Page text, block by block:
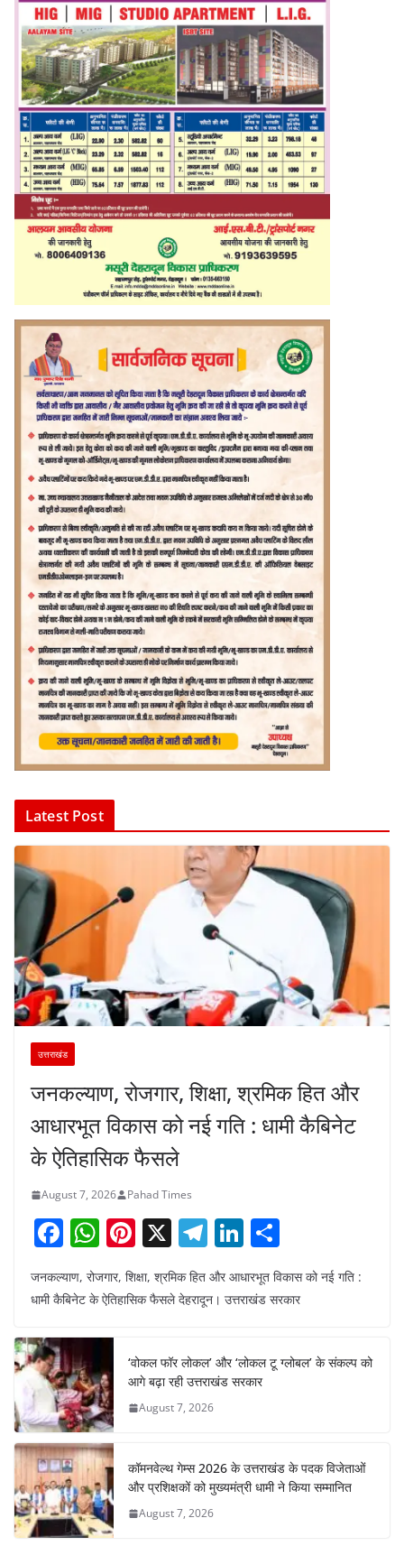
Latest Post
उत्तराखंड
जनकल्याण, रोजगार, शिक्षा, श्रमिक हित और
आधारभूत विकास को नई गति : धामी कैबिनेट
के ऐतिहासिक फैसले
August 7, 2026 Pahad Times
F
c
b
o
o
k
W
at
s
A
p
p
Pi
er
st
X T
el
e
a
m
Li
k
dI
n
h
ar
जनकल्याण, रोजगार, शिक्षा, श्रमिक हित और आधारभूत विकास को नई गति :
धामी कैबिनेट के ऐतिहासिक फैसले देहरादून। उत्तराखंड सरकार
‘वोकल फॉर लोकल’ और ‘लोकल टू ग्लोबल’ के संकल्प को
आगे बढ़ा रही उत्तराखंड सरकार
August 7, 2026
कॉमनवेल्थ गेम्स 2026 के उत्तराखंड के पदक विजेताओं
और प्रशिक्षकों को मुख्यमंत्री धामी ने किया सम्मानित
August 7, 2026